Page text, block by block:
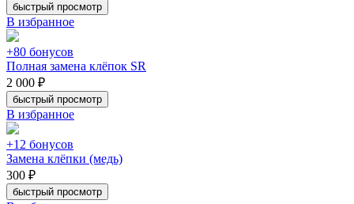
быстрый просмотр
В избранное
+80 бонусов
Полная замена клёпок SR
2 000 ₽
быстрый просмотр
В избранное
+12 бонусов
Замена клёпки (медь)
300 ₽
быстрый просмотр